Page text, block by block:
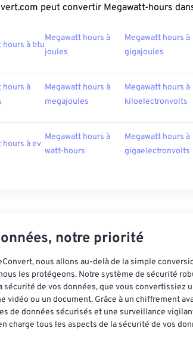
peut convertir Megawatt-hours
hours à btu
Megawatt hours à
joules
Megawatt hours à
gigajoules
hours à
Megawatt hours à
megajoules
Megawatt hours à
kiloelectronvolts
hours à ev
Megawatt hours à
watt-hours
Megawatt hours à
gigaelectronvolts
notre priorité
nous allons au-delà de la simple
les protégeons. Notre système de sécurité
sécurité de vos données, que vous convertissiez
vidéo ou un document. Grâce à un chiffrement
de données sécurisés et une surveillance
charge tous les aspects de la sécurité de vos